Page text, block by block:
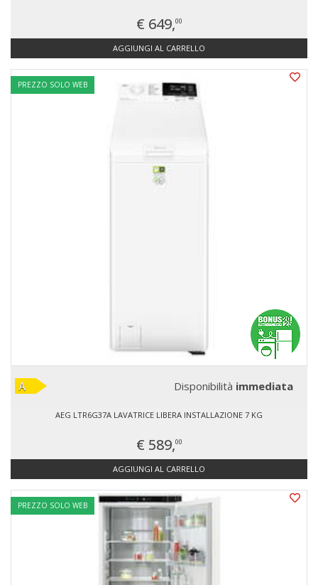
€ 649,00
AGGIUNGI AL CARRELLO
PREZZO SOLO WEB
Disponibilità immediata
AEG LTR6G37A LAVATRICE LIBERA INSTALLAZIONE 7 KG
€ 589,00
AGGIUNGI AL CARRELLO
PREZZO SOLO WEB